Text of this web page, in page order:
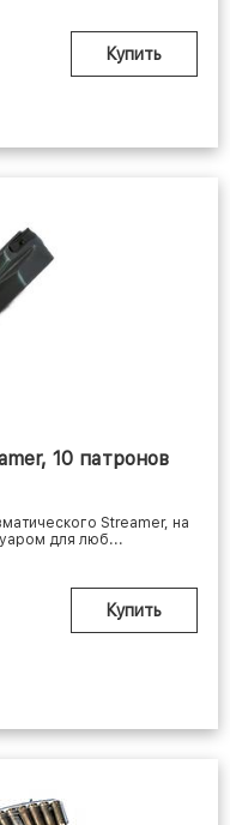
Купить
10 патронов
Streamer, на
для люб...
Купить